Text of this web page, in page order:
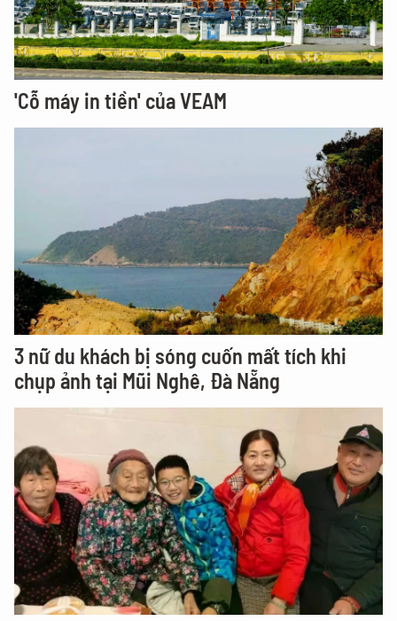
'Cỗ máy in tiền' của VEAM
3 nữ du khách bị sóng cuốn mất tích khi
chụp ảnh tại Mũi Nghê, Đà Nẵng